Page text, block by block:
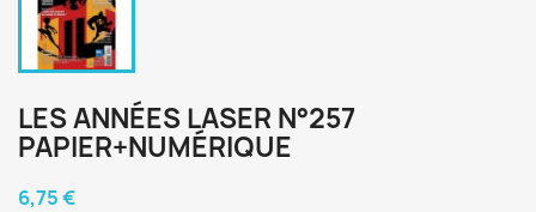
LES ANNÉES LASER N°257
PAPIER+NUMÉRIQUE
6,75 €